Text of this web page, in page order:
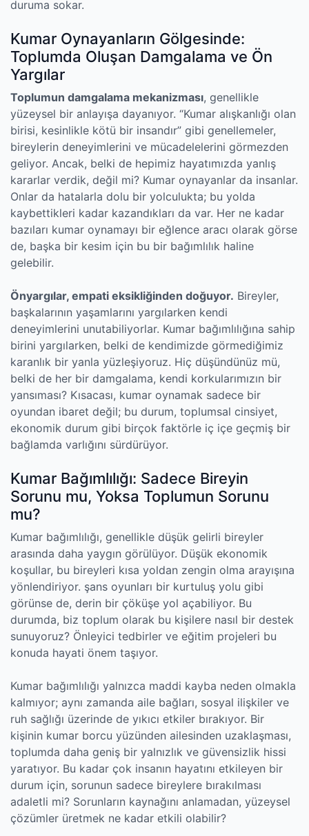
duruma sokar.
Kumar Oynayanların Gölgesinde:
Toplumda Oluşan Damgalama ve Ön
Yargılar
Toplumun damgalama mekanizması, genellikle
yüzeysel bir anlayışa dayanıyor. “Kumar alışkanlığı olan
birisi, kesinlikle kötü bir insandır” gibi genellemeler,
bireylerin deneyimlerini ve mücadelelerini görmezden
geliyor. Ancak, belki de hepimiz hayatımızda yanlış
kararlar verdik, değil mi? Kumar oynayanlar da insanlar.
Onlar da hatalarla dolu bir yolculukta; bu yolda
kaybettikleri kadar kazandıkları da var. Her ne kadar
bazıları kumar oynamayı bir eğlence aracı olarak görse
de, başka bir kesim için bu bir bağımlılık haline
gelebilir.
Önyargılar, empati eksikliğinden doğuyor. Bireyler,
başkalarının yaşamlarını yargılarken kendi
deneyimlerini unutabiliyorlar. Kumar bağımlılığına sahip
birini yargılarken, belki de kendimizde görmediğimiz
karanlık bir yanla yüzleşiyoruz. Hiç düşündünüz mü,
belki de her bir damgalama, kendi korkularımızın bir
yansıması? Kısacası, kumar oynamak sadece bir
oyundan ibaret değil; bu durum, toplumsal cinsiyet,
ekonomik durum gibi birçok faktörle iç içe geçmiş bir
bağlamda varlığını sürdürüyor.
Kumar Bağımlılığı: Sadece Bireyin
Sorunu mu, Yoksa Toplumun Sorunu
mu?
Kumar bağımlılığı, genellikle düşük gelirli bireyler
arasında daha yaygın görülüyor. Düşük ekonomik
koşullar, bu bireyleri kısa yoldan zengin olma arayışına
yönlendiriyor. şans oyunları bir kurtuluş yolu gibi
görünse de, derin bir çöküşe yol açabiliyor. Bu
durumda, biz toplum olarak bu kişilere nasıl bir destek
sunuyoruz? Önleyici tedbirler ve eğitim projeleri bu
konuda hayati önem taşıyor.
Kumar bağımlılığı yalnızca maddi kayba neden olmakla
kalmıyor; aynı zamanda aile bağları, sosyal ilişkiler ve
ruh sağlığı üzerinde de yıkıcı etkiler bırakıyor. Bir
kişinin kumar borcu yüzünden ailesinden uzaklaşması,
toplumda daha geniş bir yalnızlık ve güvensizlik hissi
yaratıyor. Bu kadar çok insanın hayatını etkileyen bir
durum için, sorunun sadece bireylere bırakılması
adaletli mi? Sorunların kaynağını anlamadan, yüzeysel
çözümler üretmek ne kadar etkili olabilir?